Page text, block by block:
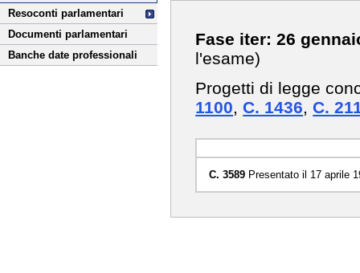
Resoconti parlamentari
Documenti parlamentari
Banche date professionali
Fase iter: 26
l'esame)
Progetti di legge
1100
C. 1436 C.
C. 3589 Presentato il 17 aprile